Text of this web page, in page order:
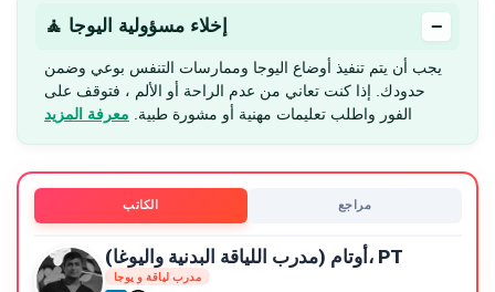
🧘 إخلاء مسؤولية اليوجا −
يجب أن يتم تنفيذ أوضاع اليوجا وممارسات التنفس بوعي وضمن
حدودك. إذا كنت تعاني من عدم الراحة أو الألم ، فتوقف على
الفور واطلب تعليمات مهنية أو مشورة طبية. معرفة المزيد
الكاتب مراجع
أوتام (مدرب اللياقة البدنية واليوغا)، PT
مدرب لياقة و يوجا